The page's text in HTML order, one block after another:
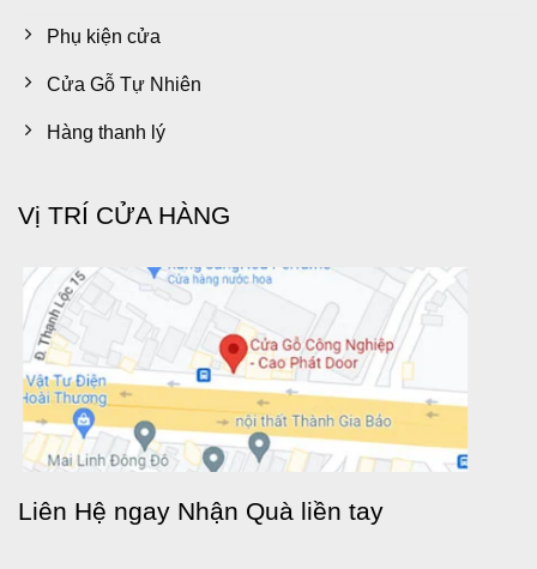
Phụ kiện cửa
Cửa Gỗ Tự Nhiên
Hàng thanh lý
Vị TRÍ CỬA HÀNG
Liên Hệ ngay Nhận Quà liền tay